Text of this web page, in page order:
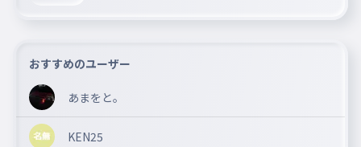
おすすめのユーザー
あまをと。
KEN25